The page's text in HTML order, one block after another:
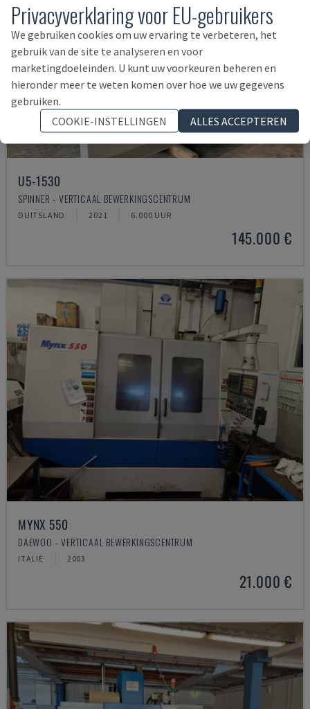
U5-1530
SPINNER - VERTICAAL BEWERKINGSCENTRUM
DUITSLAND 2021 6.000 UUR
145.000 €
MYNX 550
DAEWOO - VERTICAAL BEWERKINGSCENTRUM
ITALIË 2003
21.000 €
Privacyverklaring voor EU-gebruikers
We gebruiken cookies om uw ervaring te verbeteren, het
gebruik van de site te analyseren en voor
marketingdoeleinden. U kunt uw voorkeuren beheren en
hieronder meer te weten komen over hoe we uw gegevens
gebruiken.
COOKIE-INSTELLINGEN
ALLES ACCEPTEREN